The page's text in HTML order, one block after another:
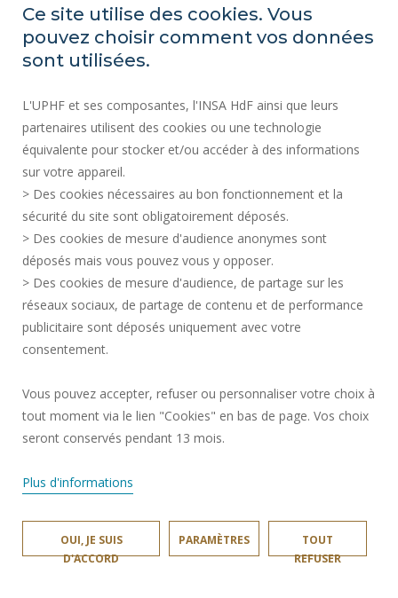
PLAN DU SITE
DONNÉES PERSONNELLES
MARCHÉS PUBLICS
MENTIONS LÉGALES
CRÉDITS
ESPACE PRESSE
SERVICES PUBLICS +
CONTACTS
Rejoignez-nous!
Ce site utilise des cookies. Vous
pouvez choisir comment vos données
sont utilisées.
L'UPHF et ses composantes, l'INSA HdF ainsi que leurs
partenaires utilisent des cookies ou une technologie
équivalente pour stocker et/ou accéder à des informations
sur votre appareil.
> Des cookies nécessaires au bon fonctionnement et la
sécurité du site sont obligatoirement déposés.
> Des cookies de mesure d'audience anonymes sont
déposés mais vous pouvez vous y opposer.
> Des cookies de mesure d'audience, de partage sur les
réseaux sociaux, de partage de contenu et de performance
publicitaire sont déposés uniquement avec votre
consentement.
Vous pouvez accepter, refuser ou personnaliser votre choix à
tout moment via le lien "Cookies" en bas de page. Vos choix
seront conservés pendant 13 mois.
Plus d'informations
OUI, JE SUIS
D'ACCORD
PARAMÈTRES
TOUT
REFUSER